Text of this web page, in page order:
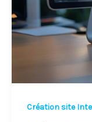
Création site